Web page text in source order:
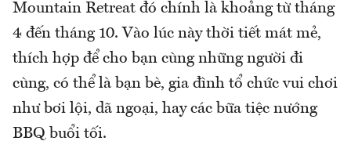
Mountain Retreat đó chính là khoảng từ tháng
4 đến tháng 10. Vào lúc này thời tiết mát mẻ,
thích hợp để cho bạn cùng những người đi
cùng, có thể là bạn bè, gia đình tổ chức vui chơi
như bơi lội, dã ngoại, hay các bữa tiệc nướng
BBQ buổi tối.